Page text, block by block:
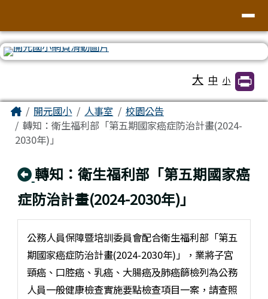
臺南市北區開元國民小學全球資訊網
大 中 小
主內容區域
Home開元國小 人事室
校園公告
轉知：衛生福利部「第五期國家癌症防治計畫(2024-
2030年)」
回上頁
轉知：衛生福利部「第五期國家癌
症防治計畫(2024-2030年)」
公務人員保障暨培訓委員會配合衛生福利部「第五
期國家癌症防治計畫(2024-2030年)」，業將子宮
頸癌、口腔癌、乳癌、大腸癌及肺癌篩檢列為公務
人員一般健康檢查實施要點檢查項目一案，請查照
頁尾區域